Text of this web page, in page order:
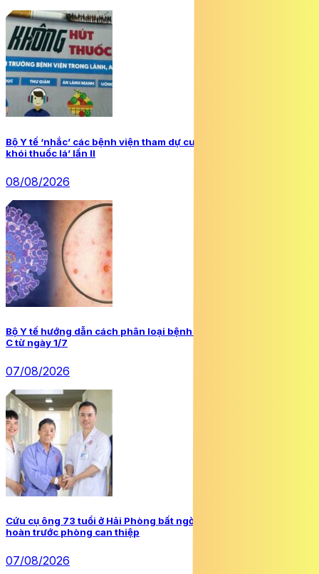
Bộ Y tế ‘nhắc’ các bệnh viện tham dự cuộc thi ‘Cơ sở y tế không
khói thuốc lá’ lần II
08/08/2026
Bộ Y tế hướng dẫn cách phân loại bệnh truyền nhiễm nhóm A, B,
C từ ngày 1/7
07/08/2026
Cứu cụ ông 73 tuổi ở Hải Phòng bất ngờ ngừng tim, ngừng tuần
hoàn trước phòng can thiệp
07/08/2026